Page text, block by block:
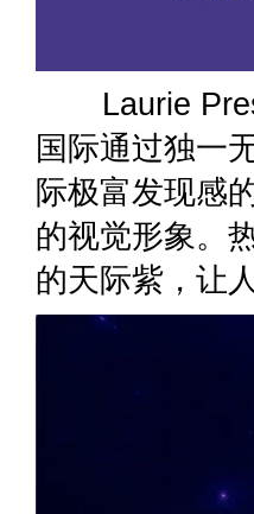
Laurie
国际通过独一
际极富发现感
的视觉形象。
的天际紫，让